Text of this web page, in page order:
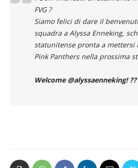
FVG ?
Siamo felici di dare il
squadra a Alyssa Enneking,
statunitense pronta a mettersi
Pink Panthers nella prossima
Welcome @alyssaenneking! ??